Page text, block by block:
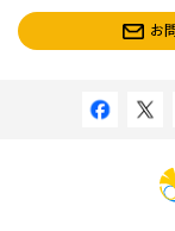
お